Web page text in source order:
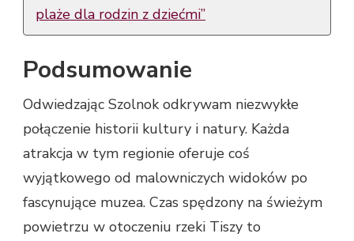
plaże dla rodzin z dziećmi”
Podsumowanie
Odwiedzając Szolnok odkrywam niezwykłe
połączenie historii kultury i natury. Każda
atrakcja w tym regionie oferuje coś
wyjątkowego od malowniczych widoków po
fascynujące muzea. Czas spędzony na świeżym
powietrzu w otoczeniu rzeki Tiszy to